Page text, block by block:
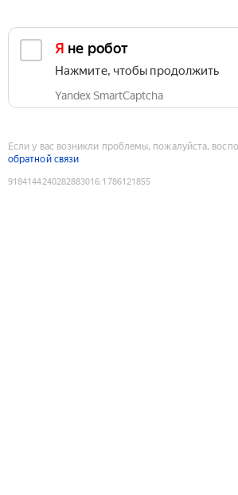
Я не робот
Нажмите, чтобы продолжить
Yandex SmartCaptcha
Если у вас возникли проблемы, пожалуйста,
обратной связи
9184144240282883016:1786121855